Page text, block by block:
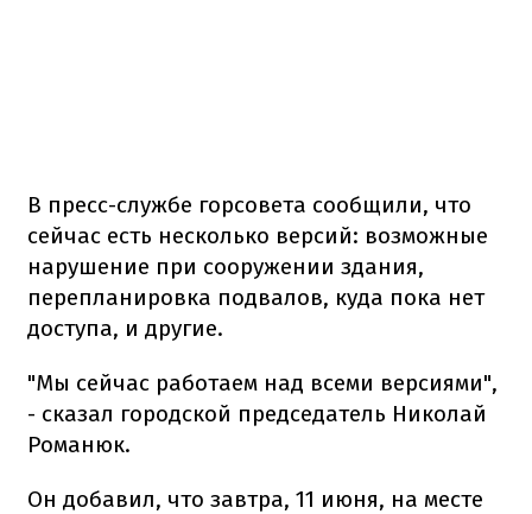
В пресс-службе горсовета сообщили, что
сейчас есть несколько версий: возможные
нарушение при сооружении здания,
перепланировка подвалов, куда пока нет
доступа, и другие.
"Мы сейчас работаем над всеми версиями",
- сказал городской председатель Николай
Романюк.
Он добавил, что завтра, 11 июня, на месте